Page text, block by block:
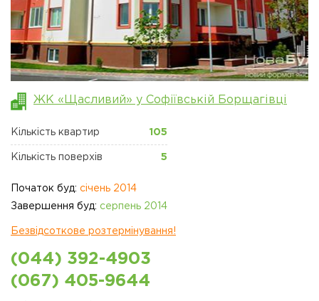
Сайт забудовника
Новини
Петропавлівська
ЖК «Щасливий» у Софіївській Борщагівці
Кількість квартир 105
Кількість поверхів 5
Початок буд: січень 2014
Завершення буд: серпень 2014
Безвідсоткове розтермінування!
(044) 392-4903
(067) 405-9644